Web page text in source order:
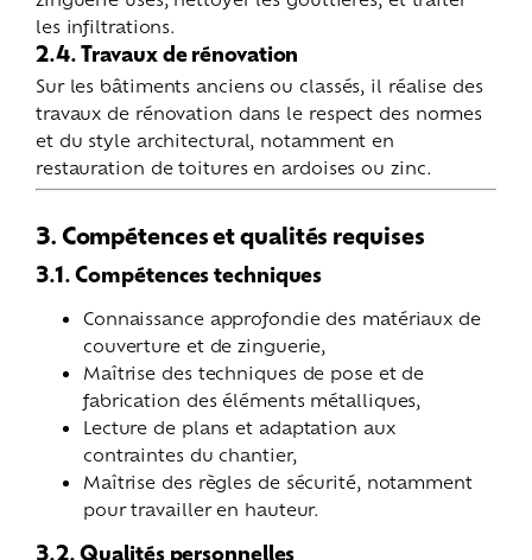
les infiltrations.
2.4. Travaux de rénovation
Sur les bâtiments anciens ou classés, il réalise des
travaux de rénovation dans le respect des normes
et du style architectural, notamment en
restauration de toitures en ardoises ou zinc.
3. Compétences et qualités requises
3.1. Compétences techniques
Connaissance approfondie des matériaux de
couverture et de zinguerie,
Maîtrise des techniques de pose et de
fabrication des éléments métalliques,
Lecture de plans et adaptation aux
contraintes du chantier,
Maîtrise des règles de sécurité, notamment
pour travailler en hauteur.
3.2. Qualités personnelles